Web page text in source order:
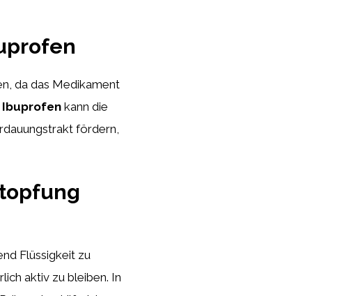
da das Medikament
Ibuprofen kann die
fördern,
Flüssigkeit zu
aktiv zu bleiben. In